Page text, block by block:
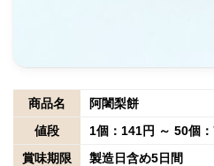
商品名
阿闍梨餅
値段
1個：141円 ～ 50個：
賞味期限
製造日含め5日間